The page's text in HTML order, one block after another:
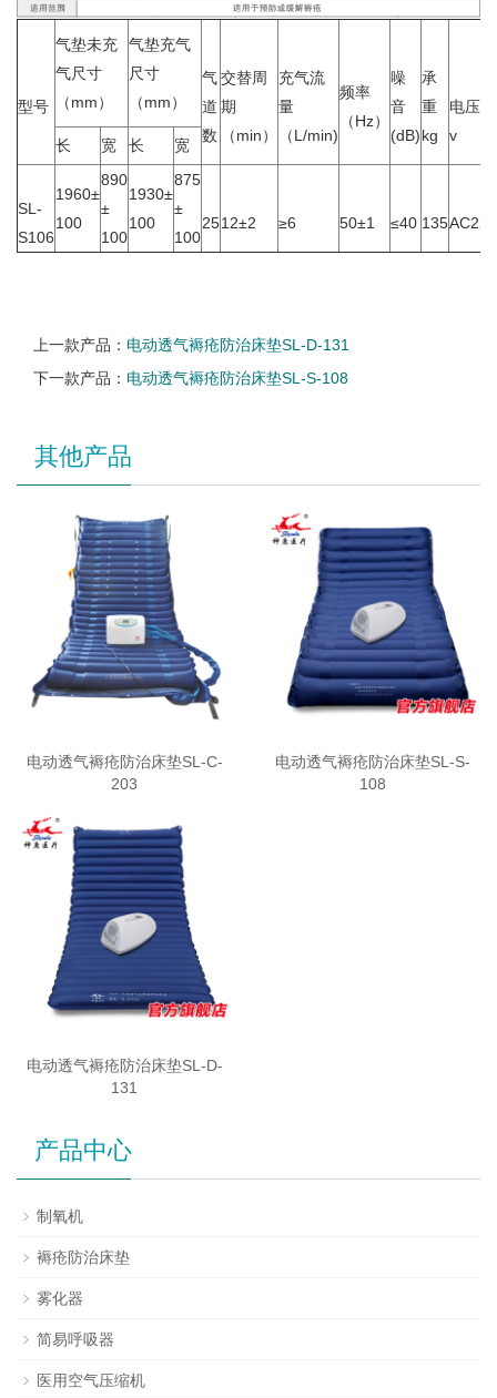
型号
气垫未充
气尺寸
（mm）
气垫充气
尺寸
（mm）
气
道
数
交替周
期
（min）
充气流
量
（L/min)
频率
（Hz）
噪
音
(dB)
承
重
kg
电压
v
长 宽 长 宽
SL-
S106
1960±
100
890
±
100
1930±
100
875
±
100
2512±2 ≥6 50±1 ≤40 135
上一款产品： 电动透气褥疮防治床垫SL-D-131
下一款产品： 电动透气褥疮防治床垫SL-S-108
其他产品
电动透气褥疮防治床垫SL-C-
203
电动透气褥疮防治床垫SL-S-
108
电动透气褥疮防治床垫SL-D-
131
产品中心
制氧机
褥疮防治床垫
雾化器
简易呼吸器
医用空气压缩机